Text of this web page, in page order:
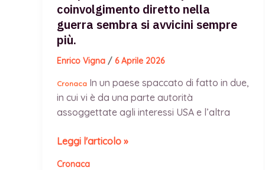
dimenticare
le
proprie
radici e
mantenere
una
coscienza
sociale.
coinvolgimento diretto nella
guerra sembra si avvicini sempre
più.
Enrico Vigna / 6 Aprile 2026
Cronaca In un paese spaccato di fatto in due,
in cui vi è da una parte autorità
assoggettate agli interessi USA e l’altra
Iraq. La
Leggi l'articolo »
Cronaca